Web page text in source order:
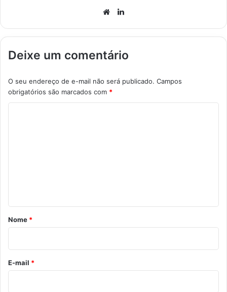
Website
Deixe um comentário
O seu endereço de e-mail não será publicado. Campos
obrigatórios são marcados com *
r
o
*
Nome *
E-mail *